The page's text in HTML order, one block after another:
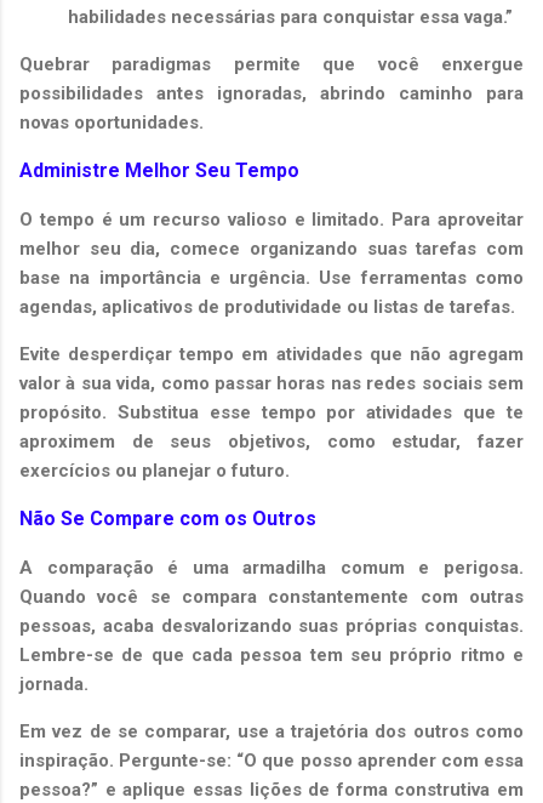
habilidades necessárias para conquistar essa vaga.”
Quebrar paradigmas permite que você enxergue
possibilidades antes ignoradas, abrindo caminho para
novas oportunidades.
Administre Melhor Seu Tempo
O tempo é um recurso valioso e limitado. Para aproveitar
melhor seu dia, comece organizando suas tarefas com
base na importância e urgência. Use ferramentas como
agendas, aplicativos de produtividade ou listas de tarefas.
Evite desperdiçar tempo em atividades que não agregam
valor à sua vida, como passar horas nas redes sociais sem
propósito. Substitua esse tempo por atividades que te
aproximem de seus objetivos, como estudar, fazer
exercícios ou planejar o futuro.
Não Se Compare com os Outros
A comparação é uma armadilha comum e perigosa.
Quando você se compara constantemente com outras
pessoas, acaba desvalorizando suas próprias conquistas.
Lembre-se de que cada pessoa tem seu próprio ritmo e
jornada.
Em vez de se comparar, use a trajetória dos outros como
inspiração. Pergunte-se: “O que posso aprender com essa
pessoa?” e aplique essas lições de forma construtiva em